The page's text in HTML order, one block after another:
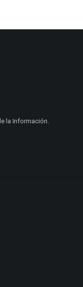
la Información.